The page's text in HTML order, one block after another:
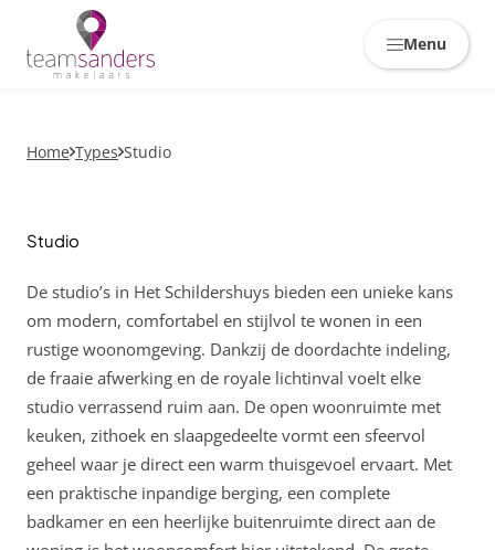
Menu
Home Types Studio
Studio
De studio’s in Het Schildershuys bieden een unieke kans
om modern, comfortabel en stijlvol te wonen in een
rustige woonomgeving. Dankzij de doordachte indeling,
de fraaie afwerking en de royale lichtinval voelt elke
studio verrassend ruim aan. De open woonruimte met
keuken, zithoek en slaapgedeelte vormt een sfeervol
geheel waar je direct een warm thuisgevoel ervaart. Met
een praktische inpandige berging, een complete
badkamer en een heerlijke buitenruimte direct aan de